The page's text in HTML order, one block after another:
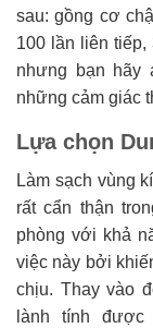
sau: gồng cơ
100 lần liên tiếp,
nhưng bạn hãy
những cảm giác
Lựa chọn
Làm sạch vùng
rất cẩn thận
phòng với khả
việc này bởi
chịu. Thay vào
lành tính